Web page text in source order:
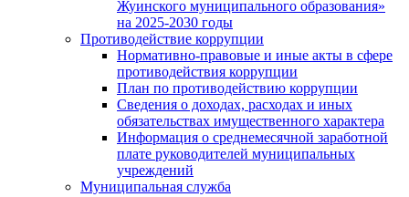
Жуинского муниципального образования»
на 2025-2030 годы
Противодействие коррупции
Нормативно-правовые и иные акты в сфере
противодействия коррупции
План по противодействию коррупции
Сведения о доходах, расходах и иных
обязательствах имущественного характера
Информация о среднемесячной заработной
плате руководителей муниципальных
учреждений
Муниципальная служба